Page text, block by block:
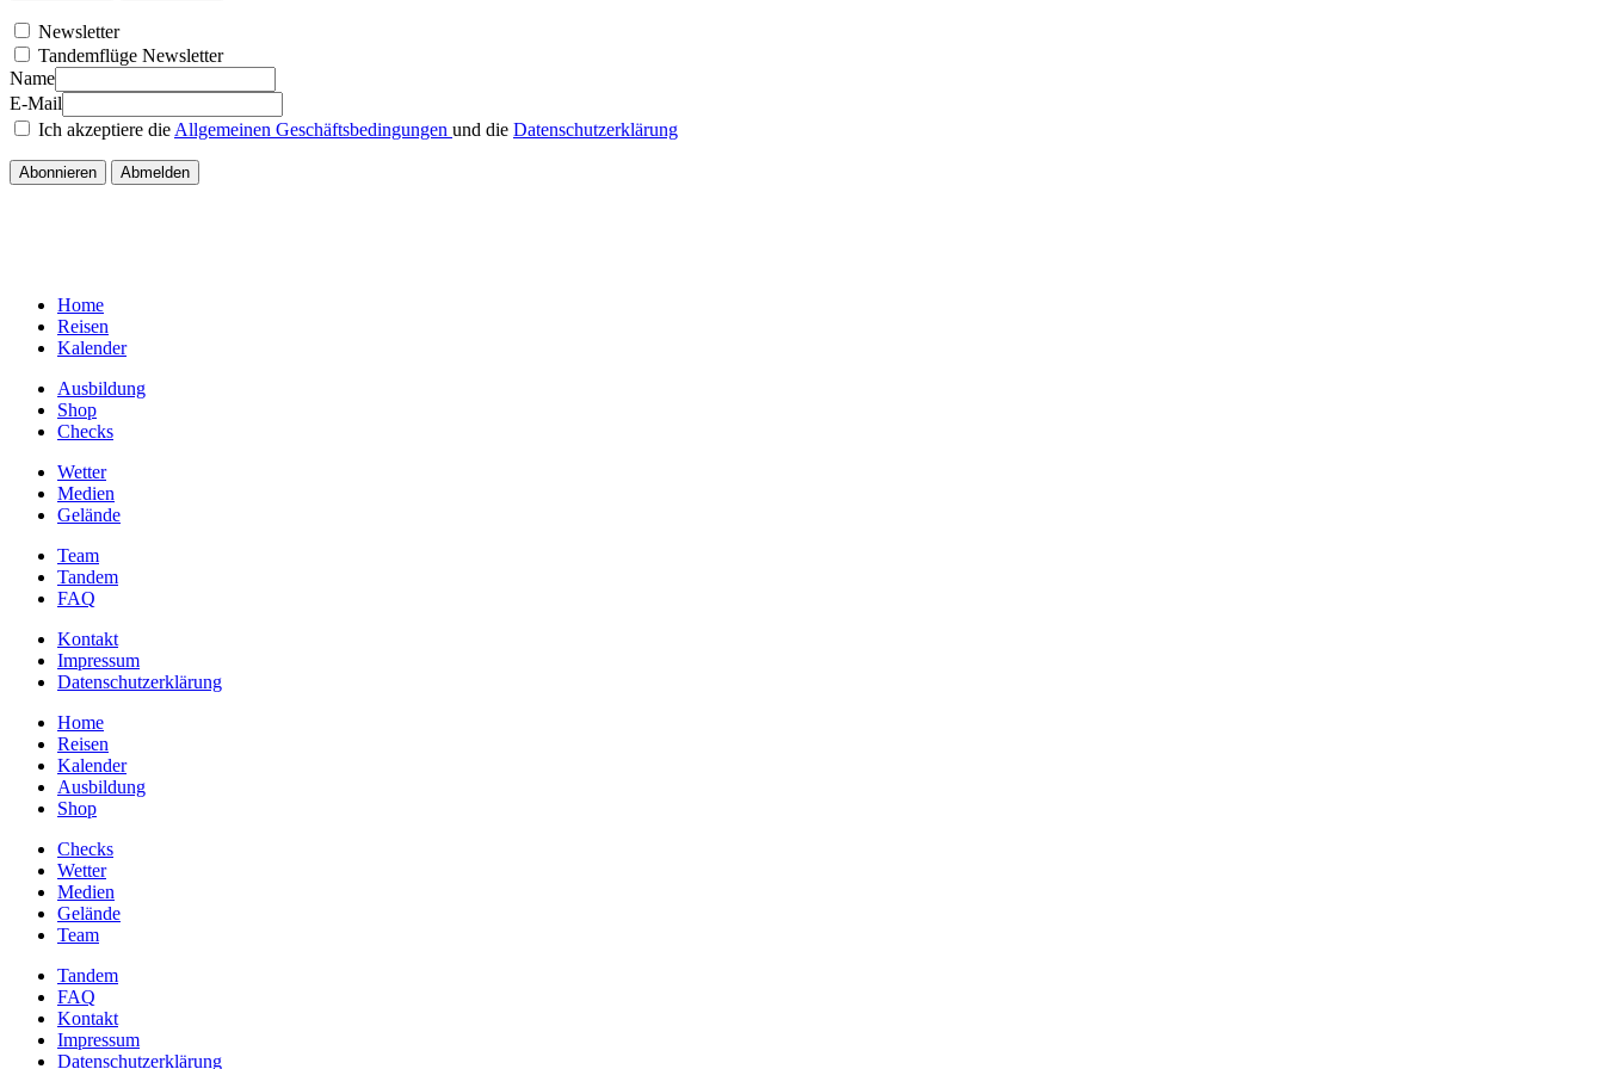
Newsletter
Tandemflüge Newsletter
Name
E-Mail
Ich akzeptiere die Allgemeinen Geschäftsbedingungen und die Datenschutzerklärung
Home
Reisen
Kalender
Ausbildung
Shop
Checks
Wetter
Medien
Gelände
Team
Tandem
FAQ
Kontakt
Impressum
Datenschutzerklärung
Home
Reisen
Kalender
Ausbildung
Shop
Checks
Wetter
Medien
Gelände
Team
Tandem
FAQ
Kontakt
Impressum
Datenschutzerklärung